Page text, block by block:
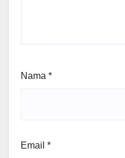
Nama *
Email *